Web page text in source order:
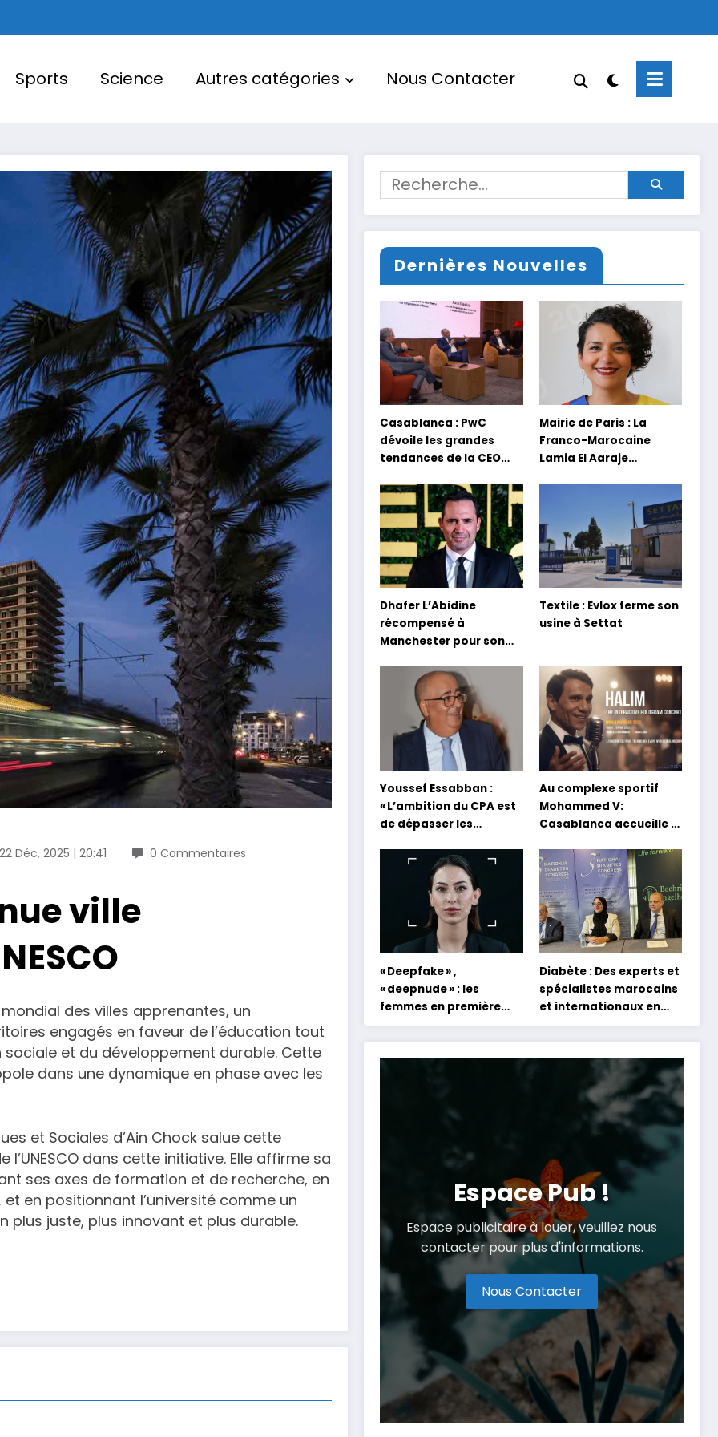
Sports Science Autres catégories Nous Contacter
22 Déc, 2025 | 20:41 0 Commentaires
ville
des villes apprenantes, un
engagés en faveur de l’éducation tout
sociale et du développement durable. Cette
dans une dynamique en phase avec les
et Sociales d’Ain Chock salue cette
dans cette initiative. Elle affirme sa
ses axes de formation et de recherche, en
en positionnant l’université comme un
juste, plus innovant et plus durable.
Dernières Nouvelles
Casablanca : PwC
dévoile les grandes
tendances de la CEO
Mairie de Paris : La
Franco-Marocaine
Lamia El Aaraje
Dhafer L’Abidine
récompensé à
Manchester pour son
Textile : Evlox ferme son
usine à Settat
Youssef Essabban :
« L’ambition du CPA est
de dépasser les
et académiques de
formation en
s’appuyant sur le
partage des
expériences »
Au complexe sportif
Mohammed V:
Casablanca accueille la
concert holographique
d’Abdel Halim Hafez
« Deepfake » ,
« deepnude » : les
femmes en première
ligne face aux dangers
de l’intelligence
artificielle
Diabète : Des experts et
spécialistes marocains
et internationaux en
conclave à Tanger
Espace Pub !
Espace publicitaire à louer, veuillez nous
contacter pour plus d'informations.
Nous Contacter